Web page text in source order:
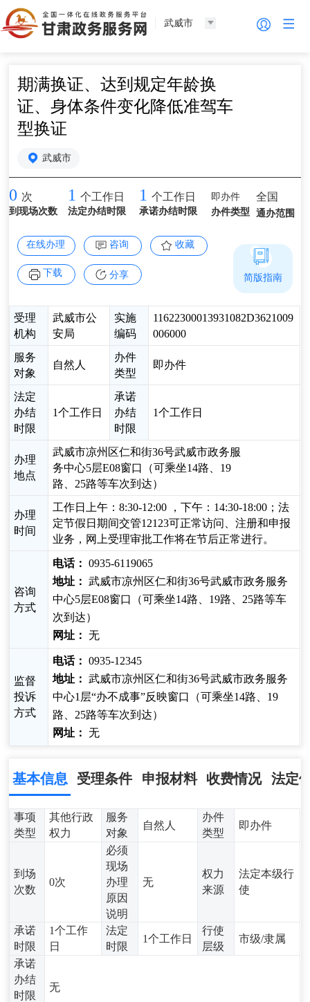
武威市
期满换证、达到规定年龄换
证、身体条件变化降低准驾车
型换证
武威市
0 次
到现场次数
1 个工作日
法定办结时限
1 个工作日
承诺办结时限
即办件
办件类型
全国
通办范围
在线办理 咨询 收藏
下载 分享
受理
机构
武威市公
安局
实施
编码
11622300013931082D3621009
006000
服务
对象
自然人
办件
类型
即办件
法定
办结
时限
1个工作日
承诺
办结
时限
1个工作日
办理
地点
武威市凉州区仁和街36号武威市政务服
务中心5层E08窗口（可乘坐14路、19
路、25路等车次到达）
办理
时间
工作日上午：8:30-12:00 ，下午：14:30-18:00；法
定节假日期间交管12123可正常访问、注册和申报
业务，网上受理审批工作将在节后正常进行。
咨询
方式
电话： 0935-6119065
地址： 武威市凉州区仁和街36号武威市政务服务
中心5层E08窗口（可乘坐14路、19路、25路等车
次到达）
网址： 无
监督
投诉
方式
电话： 0935-12345
地址： 武威市凉州区仁和街36号武威市政务服务
中心1层“办不成事”反映窗口（可乘坐14路、19
路、25路等车次到达）
网址： 无
简版指南
基本信息 受理条件 申报材料 收费情况 法定
事项
类型
其他行政
权力
服务
对象
自然人
办件
类型
即办件
到场
次数
0次
必须
现场
办理
原因
说明
无
权力
来源
法定本级行
使
承诺
时限
1个工作
日
法定
时限
1个工作日
行使
层级
市级/隶属
承诺
办结
时限
无